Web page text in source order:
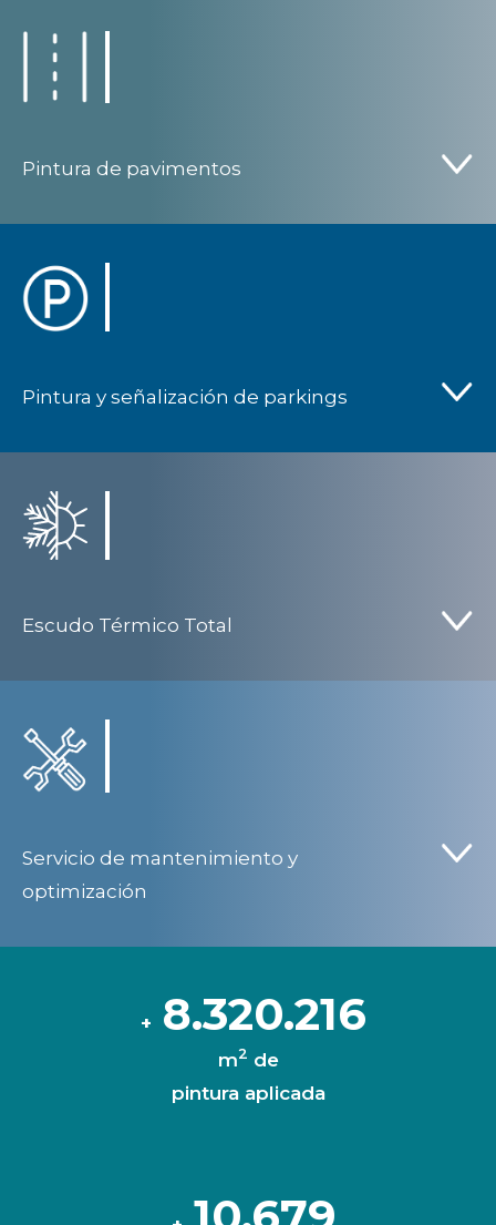
Pintura de pavimentos
Pintura y señalización de parkings
Escudo Térmico Total
Servicio de mantenimiento y
optimización
+ 8.321.215
m2 de
pintura aplicada